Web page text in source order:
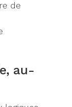
de
au-